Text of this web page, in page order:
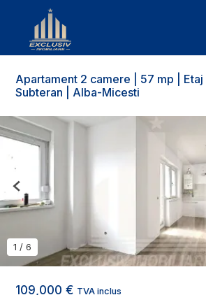
Apartament 2 camere | 57 mp | Etaj
Subteran | Alba-Micesti
109,000 € TVA inclus
1 / 6
Previous